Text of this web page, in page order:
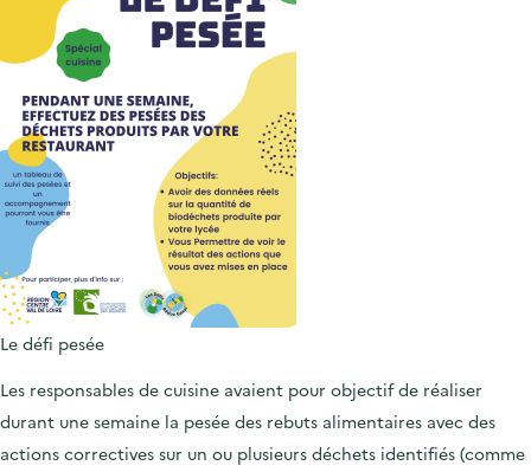
Le défi pesée
Les responsables de cuisine avaient pour objectif de réaliser
durant une semaine la pesée des rebuts alimentaires avec des
actions correctives sur un ou plusieurs déchets identifiés (comme